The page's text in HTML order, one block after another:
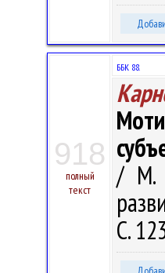
918
полный
текст
ББК 88.
/ М.
С.